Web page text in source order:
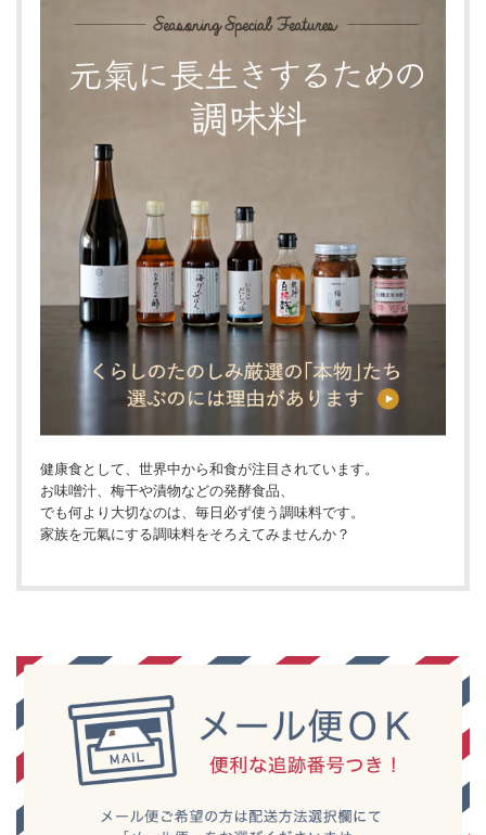
健康食として、世界中から和食が注目されています。
お味噌汁、梅干や漬物などの発酵食品、
でも何より大切なのは、毎日必ず使う調味料です。
家族を元氣にする調味料をそろえてみませんか？